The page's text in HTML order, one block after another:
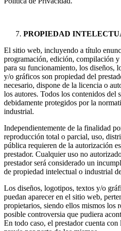
PROPIEDAD
El sitio web, incluyendo a título
programación, edición, compilación y
para su funcionamiento, los diseños,
y/o gráficos son propiedad del
necesario, dispone de la licencia o
los autores. Todos los contenidos del
debidamente protegidos por la
industrial.
Independientemente de la finalidad
reproducción total o parcial, uso,
pública requieren de la autorización
prestador. Cualquier uso no
prestador será considerado un
de propiedad intelectual o industrial
Los diseños, logotipos, textos y/o
puedan aparecer en el sitio web,
propietarios, siendo ellos mismos los
posible controversia que pudiera
En todo caso, el prestador cuenta